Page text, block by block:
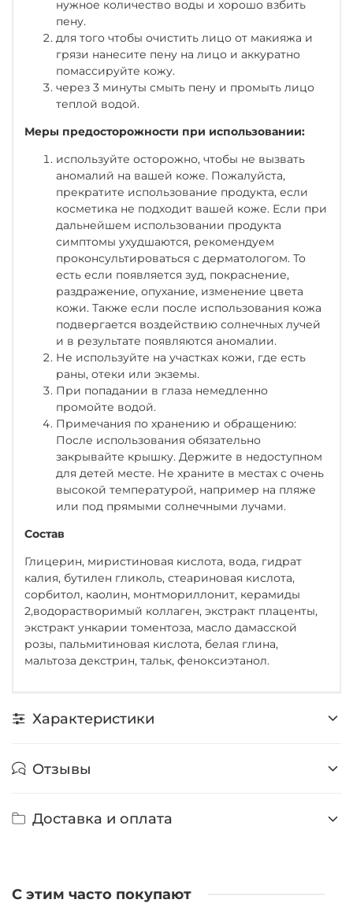
нужное количество воды и хорошо взбить
пену.
для того чтобы очистить лицо от макияжа и
грязи нанесите пену на лицо и аккуратно
помассируйте кожу.
через 3 минуты смыть пену и промыть лицо
теплой водой.
Меры предосторожности при использовании:
используйте осторожно, чтобы не вызвать
аномалий на вашей коже. Пожалуйста,
прекратите использование продукта, если
косметика не подходит вашей коже. Если при
дальнейшем использовании продукта
симптомы ухудшаются, рекомендуем
проконсультироваться с дерматологом. То
есть если появляется зуд, покраснение,
раздражение, опухание, изменение цвета
кожи. Также если после использования кожа
подвергается воздействию солнечных лучей
и в результате появляются аномалии.
Не используйте на участках кожи, где есть
раны, отеки или экземы.
При попадании в глаза немедленно
промойте водой.
Примечания по хранению и обращению:
После использования обязательно
закрывайте крышку. Держите в недоступном
для детей месте. Не храните в местах с очень
высокой температурой, например на пляже
или под прямыми солнечными лучами.
Состав
Глицерин, миристиновая кислота, вода, гидрат
калия, бутилен гликоль, стеариновая кислота,
сорбитол, каолин, монтмориллонит, керамиды
2,водорастворимый коллаген, экстракт плаценты,
экстракт ункарии томентоза, масло дамасской
розы, пальмитиновая кислота, белая глина,
мальтоза декстрин, тальк, феноксиэтанол.
Характеристики
Отзывы
Доставка и оплата
С этим часто покупают